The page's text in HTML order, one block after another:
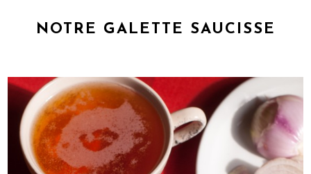
NOTRE GALETTE SAUCISSE